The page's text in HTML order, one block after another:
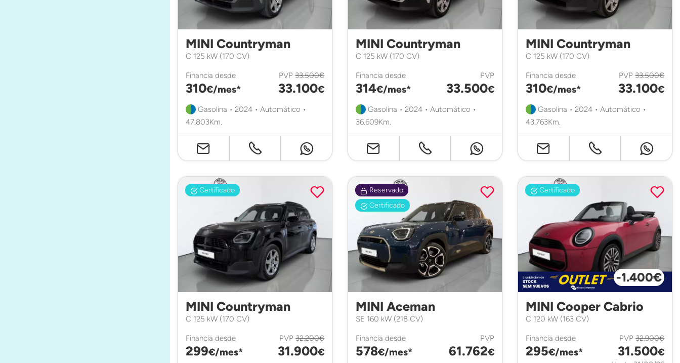
MINI Countryman
C 125 kW (170 CV)
Financia desde
310€/mes*
PVP 33.500€
33.100€
Gasolina • 2024 • Automático •
47.803Km.
MINI Countryman
C 125 kW (170 CV)
Financia desde
314€/mes*
PVP
33.500€
Gasolina • 2024 • Automático •
36.609Km.
MINI Countryman
C 125 kW (170 CV)
Financia desde
310€/mes*
PVP 33.500€
33.100€
Gasolina • 2024 • Automático •
43.763Km.
Certificado
MINI Countryman
C 125 kW (170 CV)
Financia desde
299€/mes*
PVP 32.200€
31.900€
Reservado
Certificado
MINI Aceman
SE 160 kW (218 CV)
Financia desde
578€/mes*
PVP
61.762€
Certificado
-1.400€
MINI Cooper Cabrio
C 120 kW (163 CV)
Financia desde
295€/mes*
PVP 32.900€
31.500€